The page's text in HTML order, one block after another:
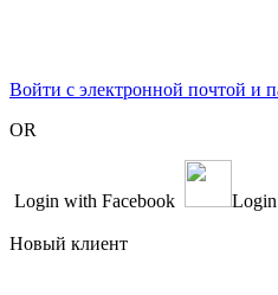
Войти с электронной почтой и
OR
Login with Facebook
Новый клиент